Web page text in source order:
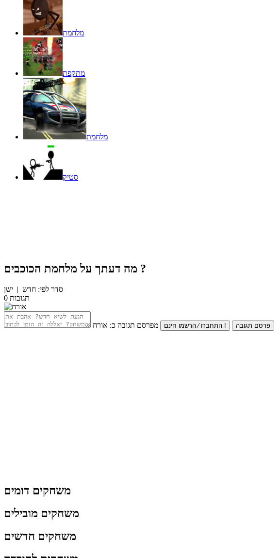
מלחמת
מתקפת
מלחמת
סטיק
מה דעתך על מלחמת הכוכבים ?
סדר לפי: חדש | ישן
0 תגובות
מפרסם תגובה כ: אורח התחברו ⁄ הרשמו חינם ! פרסם תגובה
משחקים דומים
משחקים מובילים
משחקים חדשים